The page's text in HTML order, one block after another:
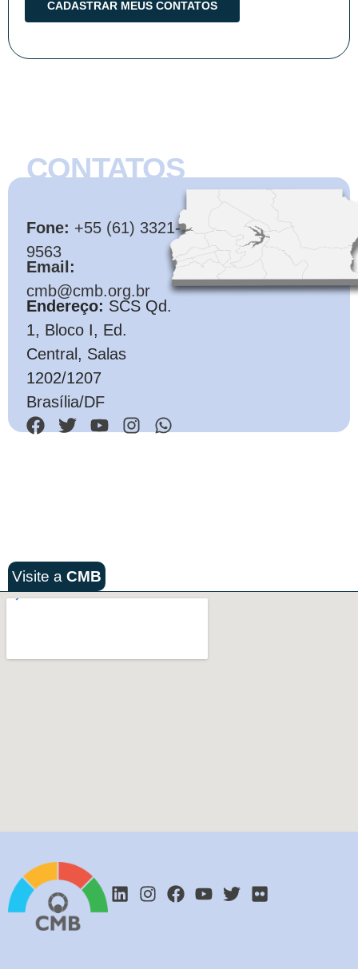
CONTATOS
Fone: +55 (61) 3321-
9563
Email:
cmb@cmb.org.br
Endereço: SCS Qd.
1, Bloco I, Ed.
Central, Salas
1202/1207
Brasília/DF
Visite a CMB